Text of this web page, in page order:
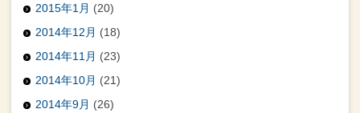
2015年1月 (20)
2014年12月 (18)
2014年11月 (23)
2014年10月 (21)
2014年9月 (26)